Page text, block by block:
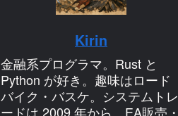
Kirin
金融系プログラマ。Rust と
Python が好き。趣味はロード
バイク・バスケ。システムトレ
ードは 2009 年から。EA販売・